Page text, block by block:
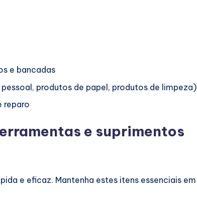
e bancadas
produtos de papel, produtos de limpeza)
reparo
e suprimentos
e eficaz. Mantenha estes itens essenciais em